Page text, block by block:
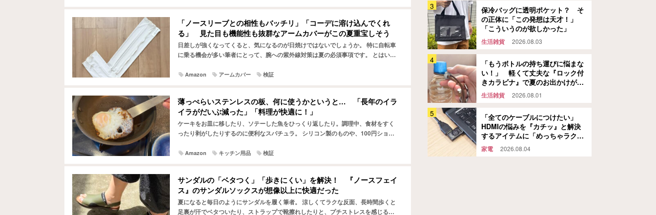
「ノースリーブとの相性もバッチリ」「コーデに溶け込んでくれ
る」 見た目も機能性も抜群なアームカバーがこの夏重宝しそう
日差しが強くなってくると、気になるのが日焼けではないでしょうか。 特に自転車
に乗る機会が多い筆者にとって、腕への紫外線対策は夏の必須事項です。 とはいえ
Amazon アームカバー 検証
薄っぺらいステンレスの板、何に使うかというと… 「長年のイラ
イラがだいぶ減った」「料理が快適に！」
ケーキをお皿に移したり、ソテーした魚をひっくり返したり。調理中、食材をすく
ったり剥がしたりするのに便利なスパチュラ。 シリコン製のものや、100円ショッ
Amazon キッチン用品 検証
サンダルの「ベタつく」「歩きにくい」を解決！ 『ノースフェイ
ス』のサンダルソックスが想像以上に快適だった
夏になると毎日のようにサンダルを履く筆者。 涼しくてラクな反面、長時間歩くと
足裏が汗でベタついたり、ストラップで靴擦れしたりと、プチストレスを感じるこ
～！」 夏のお悩みあるある、こ
のシートを使ってみて
ホーム・キッチン 2026.08.03
HDMIの悩みを『カチッ』と解決
するアイテムに「めっちゃラク」
保冷バッグに透明ポケット？ そ
の正体に「この発想は天才！」
「こういうのが欲しかった」
生活雑貨 2026.08.03
「もうボトルの持ち運びに悩まな
い！」 軽くて丈夫な『ロック付
きカラビナ』で夏のお出かけが快
適になる
生活雑貨 2026.08.01
「全てのケーブルにつけたい」
HDMIの悩みを『カチッ』と解決
するアイテムに「めっちゃラク」
「劣化も防げそう」
家電 2026.08.04